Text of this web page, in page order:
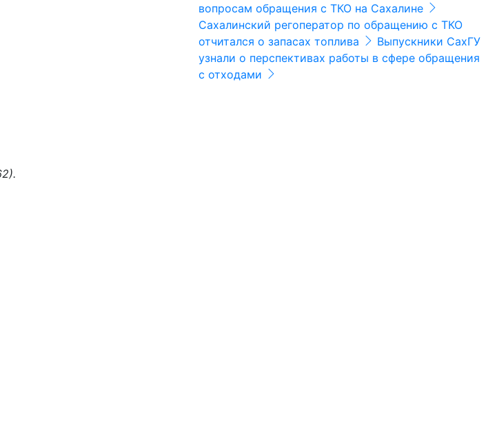
вопросам обращения с ТКО на Сахалине
Сахалинский регоператор по обращению с ТКО
отчитался о запасах топлива
Выпускники СахГУ
узнали о перспективах работы в сфере обращения
с отходами